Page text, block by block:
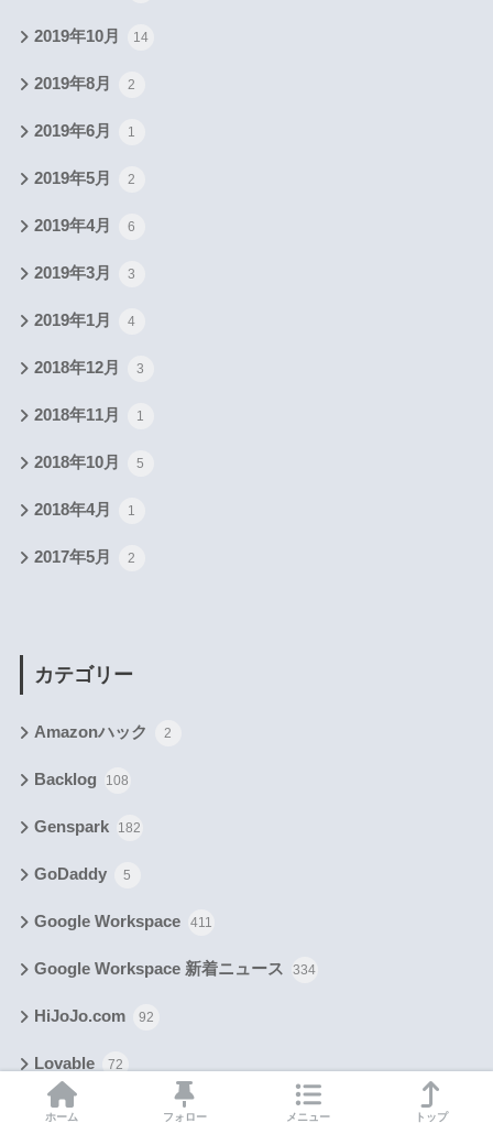
2019年10月 14
2019年8月 2
2019年6月 1
2019年5月 2
2019年4月 6
2019年3月 3
2019年1月 4
2018年12月 3
2018年11月 1
2018年10月 5
2018年4月 1
2017年5月 2
カテゴリー
Amazonハック 2
Backlog 108
Genspark 182
GoDaddy 5
Google Workspace 411
Google Workspace 新着ニュース 334
HiJoJo.com 92
Lovable 72
Make
ホーム フォロー メニュー トップ